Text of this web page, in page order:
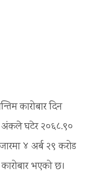
कारोबार दिन
अंकले घटेर २०६८.९०
४ अर्ब २९ करोड
भएको छ।